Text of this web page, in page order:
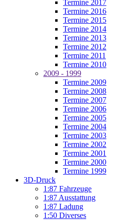
Termine 2017
Termine 2016
Termine 2015
Termine 2014
Termine 2013
Termine 2012
Termine 2011
Termine 2010
2009 - 1999
Termine 2009
Termine 2008
Termine 2007
Termine 2006
Termine 2005
Termine 2004
Termine 2003
Termine 2002
Termine 2001
Termine 2000
Termine 1999
3D-Druck
1:87 Fahrzeuge
1:87 Ausstattung
1:87 Ladung
1:50 Diverses